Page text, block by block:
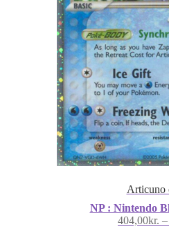
Articuno
NP : Nintendo
404,00kr. –